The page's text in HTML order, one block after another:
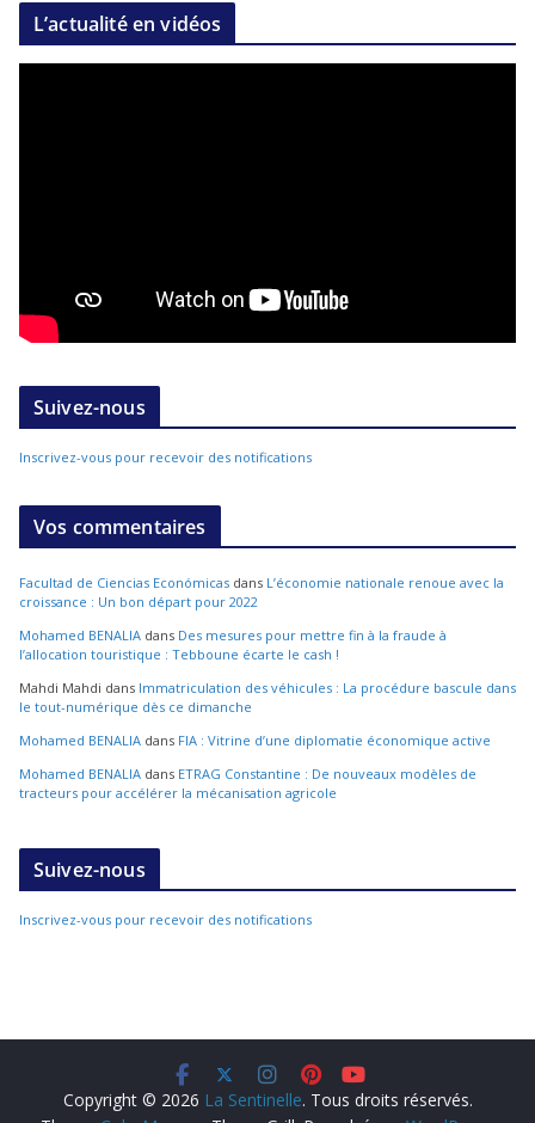
L’actualité en vidéos
Suivez-nous
Inscrivez-vous pour recevoir des notifications
Vos commentaires
Facultad de Ciencias Económicas dans L’économie nationale renoue avec la
croissance : Un bon départ pour 2022
Mohamed BENALIA dans Des mesures pour mettre fin à la fraude à
l’allocation touristique : Tebboune écarte le cash !
Mahdi Mahdi dans Immatriculation des véhicules : La procédure bascule dans
le tout-numérique dès ce dimanche
Mohamed BENALIA dans FIA : Vitrine d’une diplomatie économique active
Mohamed BENALIA dans ETRAG Constantine : De nouveaux modèles de
tracteurs pour accélérer la mécanisation agricole
Suivez-nous
Inscrivez-vous pour recevoir des notifications
Copyright © 2026 La Sentinelle. Tous droits réservés.